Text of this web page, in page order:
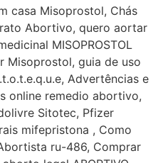
casa Misoprostol, Chás
Abortivo, quero aortar
MISOPROSTOL
Misoprostol, guia de uso
Advertências e
online remedio abortivo,
Sitotec, Pfizer
mifepristona , Como
ru-486, Comprar
em
normal
17:19:15
em
sei